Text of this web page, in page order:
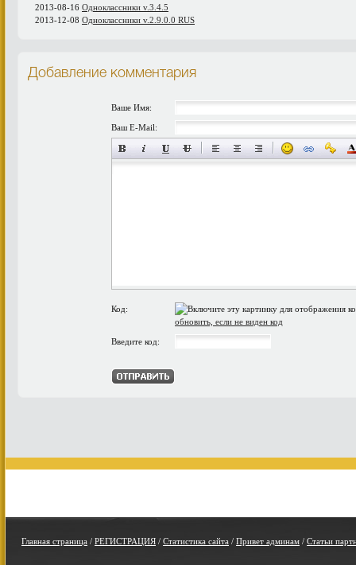
2013-08-16 Одноклассники v.3.4.5
2013-12-08 Одноклассники v.2.9.0.0 RUS
Добавление комментария
Ваше Имя:
Ваш E-Mail:
Код:
обновить, если не виден код
Введите код:
Главная страница / РЕГИСТРАЦИЯ / Статистика сайта / Привет админам / Статьи